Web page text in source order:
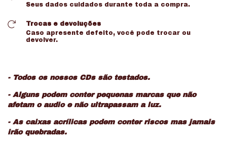
Seus dados cuidados durante toda a compra.
Trocas e devoluções
Caso apresente defeito, você pode trocar ou
devolver.
- Todos os nossos CDs são testados.
- Alguns podem conter pequenas marcas que não
afetam o audio e não ultrapassam a luz.
- As caixas acrílicas podem conter riscos mas jamais
irão quebradas.